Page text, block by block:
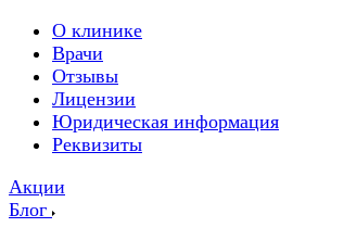
О клинике
Врачи
Отзывы
Лицензии
Юридическая информация
Реквизиты
Акции
Блог